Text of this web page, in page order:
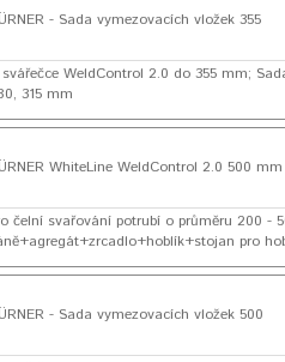
- Sada vymezovacích vložek 355
WeldControl 2.0 do 355 mm;
315 mm
WhiteLine WeldControl 2.0 500 mm
čelní svařování potrubí o průměru 200 -
pro
- Sada vymezovacích vložek 500